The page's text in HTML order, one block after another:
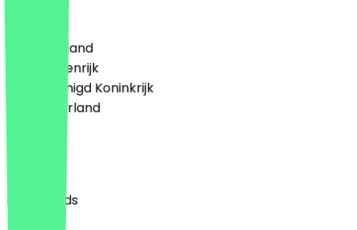
🇩🇪 Duitsland
🇦🇹 Oostenrijk
🇬🇧 Verenigd Koninkrijk
🇳🇱 Nederland
English
Nederlands